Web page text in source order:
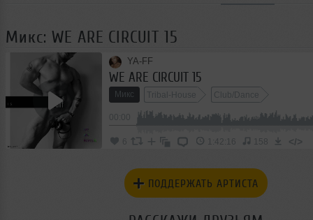
Микс: WE ARE CIRCUIT 15
YA-FF
WE ARE CIRCUIT 15
Микс Tribal-House Club/Dance
6 1:42:16 158 </>
ПОДДЕРЖАТЬ АРТИСТА